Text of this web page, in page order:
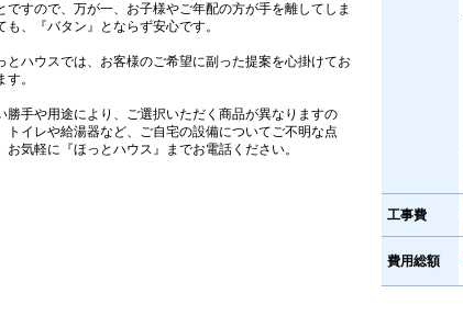
ですので、万が一、お子様やご年配の方が手を離してしま
も、『バタン』とならず安心です。
とハウスでは、お客様のご希望に副った提案を心掛けてお
す。
勝手や用途により、ご選択いただく商品が異なりますの
トイレや給湯器など、ご自宅の設備についてご不明な点
お気軽に『ほっとハウス』までお電話ください。
工事費
費用総額